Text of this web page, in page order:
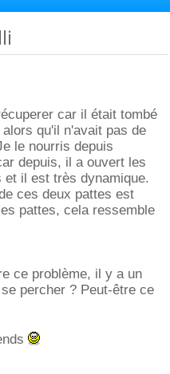
car il était tombé
qu'il n'avait pas de
le nourris depuis
depuis, il a ouvert les
et il est très dynamique.
ces deux pattes est
pattes, cela ressemble
ce problème, il y a un
percher ? Peut-être ce